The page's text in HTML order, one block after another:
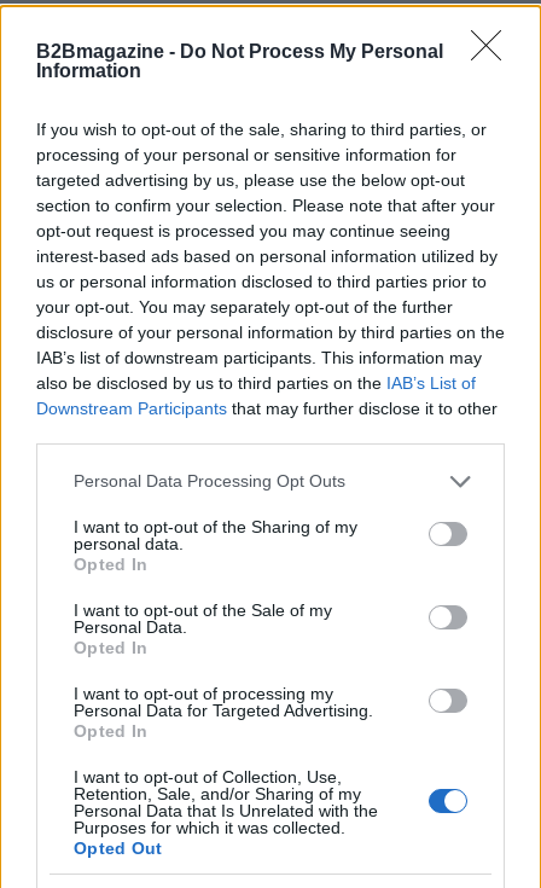
B2Bmagazine - Do Not Process My Personal
Information
If you wish to opt-out of the sale, sharing to third parties, or
processing of your personal or sensitive information for
targeted advertising by us, please use the below opt-out
section to confirm your selection. Please note that after your
opt-out request is processed you may continue seeing
interest-based ads based on personal information utilized by
us or personal information disclosed to third parties prior to
your opt-out. You may separately opt-out of the further
disclosure of your personal information by third parties on the
IAB’s list of downstream participants. This information may
also be disclosed by us to third parties on the IAB’s List of
Downstream Participants that may further disclose it to other
Please note that this website/app uses one or more Google
not limited to your visit or usage behaviour. You may click to
grant or deny consent to Google and its third-party tags to
use your data for below specified purposes in below Google
consent section.
Personal Data Processing Opt Outs
I want to opt-out of the Sharing of my
personal data.
Opted In
I want to opt-out of the Sale of my
Personal Data.
Opted In
I want to opt-out of processing my
Personal Data for Targeted Advertising.
Opted In
I want to opt-out of Collection, Use,
Retention, Sale, and/or Sharing of my
Personal Data that Is Unrelated with the
Purposes for which it was collected.
Opted Out
In sintesi, il Festival dell’economia circolare delle
come piattaforma dove le parole si trasformano in
azioni: giovani, imprese e istituzioni si confrontano,
sperimentano e costruiscono insieme percorsi che
possono accelerare la transizione verso un modello
economico più sostenibile e inclusivo. Partecipare
significa contribuire attivamente a una rete di
apprendimento e innovazione che mira a risultati
concreti e duraturi.
Edoardo Marchesi
Edoardo Marchesi, voce delle notizie di
Palermo, ricorda la notte in cui seguì il corteo
in via Maqueda e decise di chiedere carte e
nomi: da allora predilige verifiche sul campo.
In redazione guida l’agenda delle emergenze
e custodisce una collezione di vecchie